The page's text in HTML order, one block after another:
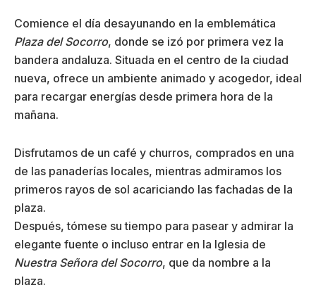
Comience el día desayunando en la emblemática
Plaza del Socorro, donde se izó por primera vez la
bandera andaluza. Situada en el centro de la ciudad
nueva, ofrece un ambiente animado y acogedor, ideal
para recargar energías desde primera hora de la
mañana.
Disfrutamos de un café y churros, comprados en una
de las panaderías locales, mientras admiramos los
primeros rayos de sol acariciando las fachadas de la
plaza.
Después, tómese su tiempo para pasear y admirar la
elegante fuente o incluso entrar en la Iglesia de
Nuestra Señora del Socorro, que da nombre a la
plaza.